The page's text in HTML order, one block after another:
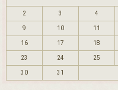
2 3 4
9 10 11
16 17 18
23 24 25
30 31